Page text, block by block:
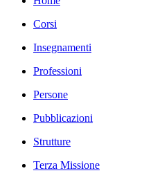
Corsi
Insegnamenti
Professioni
Persone
Pubblicazioni
Strutture
Terza Missione